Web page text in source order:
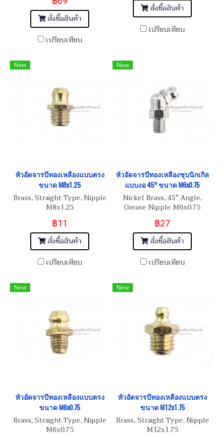
สั่งซื้อสินค้า
เปรียบเทียบ
สั่งซื้อสินค้า
เปรียบเทียบ
New
หัวอัดจารบีทองเหลืองแบบตรง
ขนาด M8x1.25
Brass, Straight Type, Nipple
M8x1.25
฿11
สั่งซื้อสินค้า
เปรียบเทียบ
New
หัวอัดจารบีทองเหลืองชุบนิกเกิล
แบบงอ 45° ขนาด M6x0.75
Nickel Brass, 45° Angle,
Grease Nipple M6x0.75
฿27
สั่งซื้อสินค้า
เปรียบเทียบ
New
หัวอัดจารบีทองเหลืองแบบตรง
ขนาด M6x0.75
Brass, Straight Type, Nipple
M6x0.75
New
หัวอัดจารบีทองเหลืองแบบตรง
ขนาด M12x1.75
Brass, Straight Type, Nipple
M12x1.75